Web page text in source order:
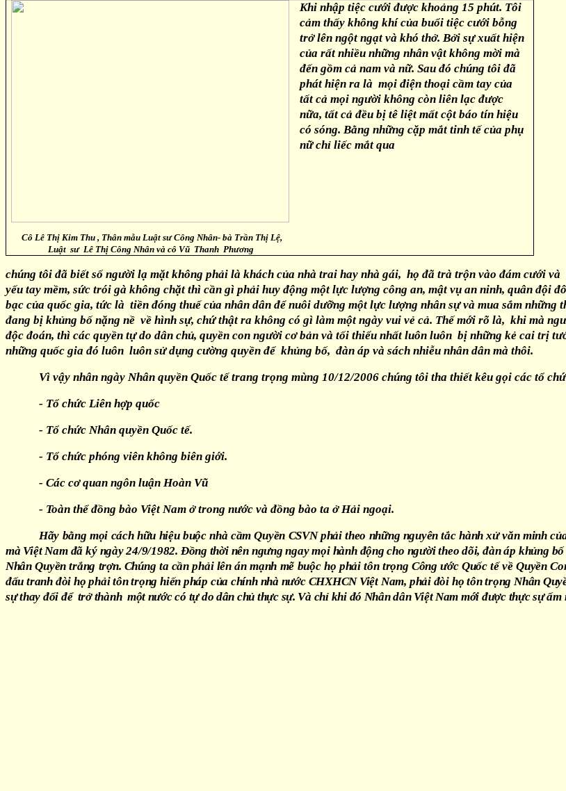
Cô Lê Thị Kim Thu , Thân mẫu Luật sư Công Nhân- bà Trần Thị Lệ,
Luật sư Lê Thị Công Nhân và cô Vũ Thanh Phương
Khi nhập tiệc cưới được khoảng 15 phút. Tôi
cảm thấy không khí của buổi tiệc cưới bỗng
trở lên ngột ngạt và khó thở. Bởi sự xuất hiện
của rất nhiều những nhân vật không mời mà
đến gồm cả nam và nữ. Sau đó chúng tôi đã
phát hiện ra là mọi điện thoại cầm tay của
tất cả mọi người không còn liên lạc được
nữa, tất cả đều bị tê liệt mất cột báo tín hiệu
có sóng. Bằng những cặp mắt tinh tế của phụ
nữ chỉ liếc mắt qua
chúng tôi đã biết số người lạ mặt không phải là khách của nhà trai hay nhà gái, họ đã trà trộn vào đám cưới
yếu tay mềm, sức trói gà không chặt thì cần gì phải huy động một lực lượng công an, mật vụ an ninh, quân đội
bạc của quốc gia, tức là tiền đóng thuế của nhân dân để nuôi dưỡng một lực lượng nhân sự và mua sắm
đang bị khủng bố nặng nề về hình sự, chứ thật ra không có gì làm một ngày vui vẻ cả. Thế mới rõ là, khi mà
độc đoán, thì các quyền tự do dân chủ, quyền con người cơ bản và tối thiểu nhất luôn luôn bị những kẻ cai trị
những quốc gia đó luôn luôn sử dụng cường quyền để khủng bố, đàn áp và sách nhiễu nhân dân mà thôi.
Vì vậy nhân ngày Nhân quyền Quốc tế trang trọng mùng 10/12/2006 chúng tôi tha thiết kêu gọi các tổ
- Tổ chức Liên hợp quốc
- Tổ chức Nhân quyền Quốc tế.
- Tổ chức phóng viên không biên giới.
- Các cơ quan ngôn luận Hoàn Vũ
- Toàn thể đồng bào Việt Nam ở trong nước và đồng bào ta ở Hải ngoại.
Hãy bằng mọi cách hữu hiệu buộc nhà cầm Quyền CSVN phải theo những nguyên tắc hành xử văn minh
mà Việt Nam đã ký ngày 24/9/1982. Đồng thời nên ngưng ngay mọi hành động cho người theo dõi, đàn áp khủng
Nhân Quyền trắng trợn. Chúng ta cần phải lên án mạnh mẽ buộc họ phải tôn trọng Công ước Quốc tế về Quyền
đấu tranh đòi họ phải tôn trọng hiến pháp của chính nhà nước CHXHCN Việt Nam, phải đòi họ tôn trọng Nhân
sự thay đổi để trở thành một nước có tự do dân chủ thực sự. Và chỉ khi đó Nhân dân Việt Nam mới được thực sự